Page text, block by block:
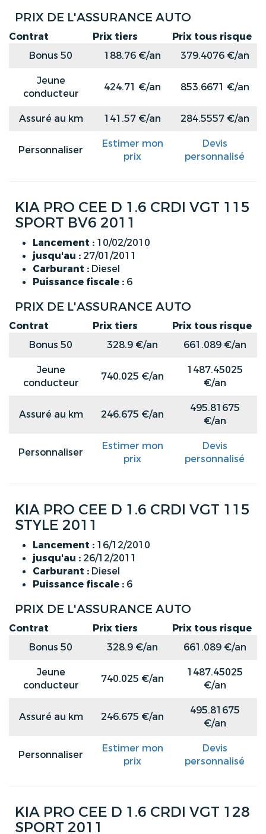
PRIX DE L'ASSURANCE AUTO
Contrat Prix tiers
Prix tous risque
Bonus 50
188.76 €/an
379.4076 €/an
Jeune
conducteur
424.71 €/an 853.6671 €/an
Assuré au km 141.57 €/an 284.5557 €/an
Personnaliser
Estimer mon
prix
Devis
personnalisé
KIA PRO CEE D 1.6 CRDI VGT 115
SPORT BV6 2011
Lancement : 10/02/2010
jusqu'au : 27/01/2011
Carburant : Diesel
Puissance fiscale : 6
PRIX DE L'ASSURANCE AUTO
Contrat Prix tiers
Prix tous risque
Bonus 50
328.9 €/an
661.089 €/an
Jeune
conducteur
740.025 €/an
1487.45025
€/an
Assuré au km 246.675 €/an
495.81675
€/an
Personnaliser
Estimer mon
prix
Devis
personnalisé
KIA PRO CEE D 1.6 CRDI VGT 115
STYLE 2011
Lancement : 16/12/2010
jusqu'au : 26/12/2011
Carburant : Diesel
Puissance fiscale : 6
PRIX DE L'ASSURANCE AUTO
Contrat Prix tiers
Prix tous risque
Bonus 50
328.9 €/an
661.089 €/an
Jeune
conducteur
740.025 €/an
1487.45025
€/an
Assuré au km 246.675 €/an
495.81675
€/an
Personnaliser
Estimer mon
prix
Devis
personnalisé
KIA PRO CEE D 1.6 CRDI VGT 128
SPORT 2011